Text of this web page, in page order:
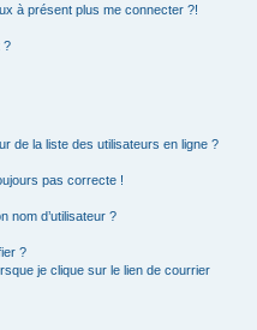
à présent plus me connecter ?!
?
de la liste des utilisateurs en ligne ?
pas correcte !
nom d’utilisateur ?
?
je clique sur le lien de courrier